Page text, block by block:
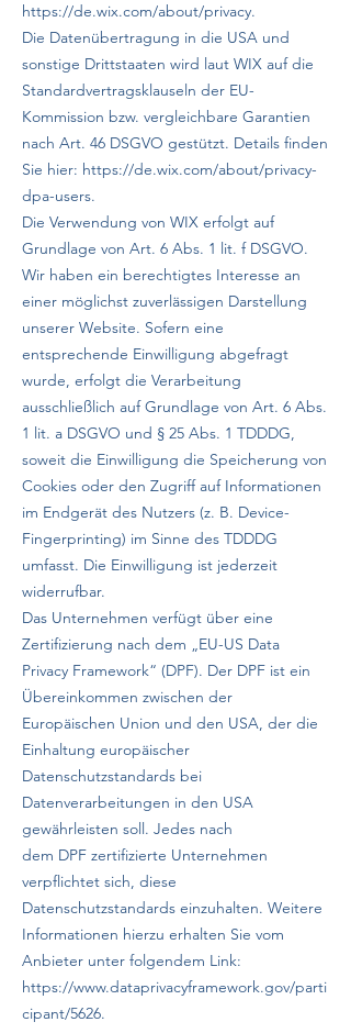
https://de.wix.com/about/privacy.
Die Datenübertragung in die USA und
sonstige Drittstaaten wird laut WIX auf die
Standardvertragsklauseln der EU-
Kommission bzw. vergleichbare Garantien
nach Art. 46 DSGVO gestützt. Details finden
Sie hier: https://de.wix.com/about/privacy-
dpa-users.
Die Verwendung von WIX erfolgt auf
Grundlage von Art. 6 Abs. 1 lit. f DSGVO.
Wir haben ein berechtigtes Interesse an
einer möglichst zuverlässigen Darstellung
unserer Website. Sofern eine
entsprechende Einwilligung abgefragt
wurde, erfolgt die Verarbeitung
ausschließlich auf Grundlage von Art. 6 Abs.
1 lit. a DSGVO und § 25 Abs. 1 TDDDG,
soweit die Einwilligung die Speicherung von
Cookies oder den Zugriff auf Informationen
im Endgerät des Nutzers (z. B. Device-
Fingerprinting) im Sinne des TDDDG
umfasst. Die Einwilligung ist jederzeit
widerrufbar.
Das Unternehmen verfügt über eine
Zertifizierung nach dem „EU-US Data
Privacy Framework“ (DPF). Der DPF ist ein
Übereinkommen zwischen der
Europäischen Union und den USA, der die
Einhaltung europäischer
Datenschutzstandards bei
Datenverarbeitungen in den USA
gewährleisten soll. Jedes nach
dem DPF zertifizierte Unternehmen
verpflichtet sich, diese
Datenschutzstandards einzuhalten. Weitere
Informationen hierzu erhalten Sie vom
Anbieter unter folgendem Link:
https://www.dataprivacyframework.gov/parti
cipant/5626.